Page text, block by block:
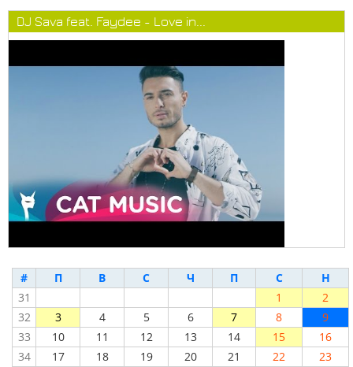
DJ Sava feat. Faydee - Love in...
# П В С Ч П С
Н
31
1
2
32
3 4 5 6 7 8
9
33
10 11 12 13 14 15
16
34
17 18 19 20 21 22
23